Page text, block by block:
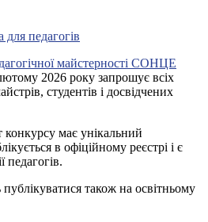
майстерності СОНЦЕ
2026 року запрошує всіх
студентів і досвідчених
має унікальний
в офіційному реєстрі і є
педагогів.
також на освітньому